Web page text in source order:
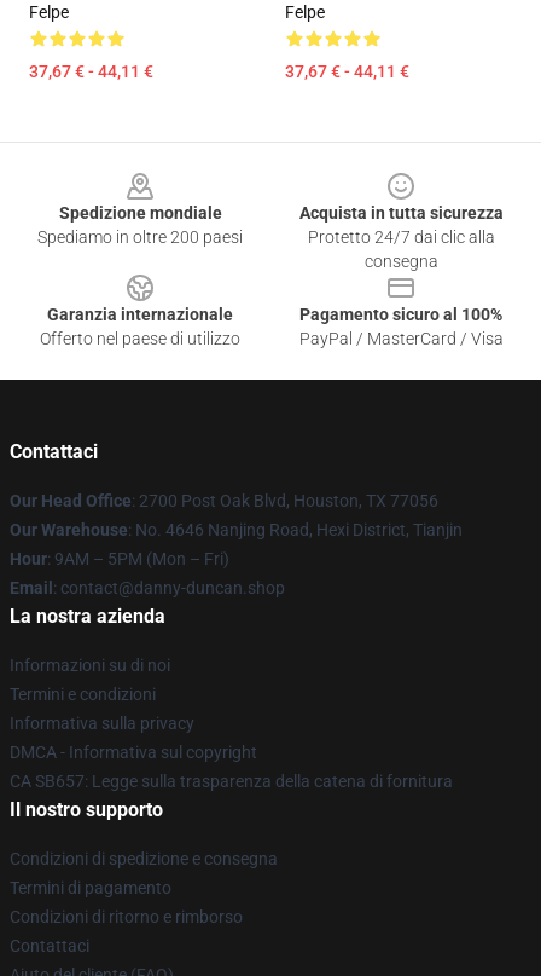
Felpe
37,67 € - 44,11 €
Felpe
37,67 € - 44,11 €
Spedizione mondiale
Spediamo in oltre 200 paesi
Acquista in tutta sicurezza
Protetto 24/7 dai clic alla
consegna
Garanzia internazionale
Offerto nel paese di utilizzo
Pagamento sicuro al 100%
PayPal / MasterCard / Visa
Contattaci
Our Head Office: 2700 Post Oak Blvd, Houston, TX 77056
Our Warehouse: No. 4646 Nanjing Road, Hexi District, Tianjin
Hour: 9AM – 5PM (Mon – Fri)
Email : contact@danny-duncan.shop
La nostra azienda
Informazioni su di noi
Termini e condizioni
Informativa sulla privacy
DMCA - Informativa sul copyright
CA SB657: Legge sulla trasparenza della catena di fornitura
Il nostro supporto
Condizioni di spedizione e consegna
Termini di pagamento
Condizioni di ritorno e rimborso
Contattaci